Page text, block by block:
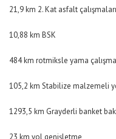
21,9 km 2. Kat asfalt çalışmaları
10,88 km BSK
484 km rotmiksle yama
105,2 km Stabilize malzemeli
1293,5 km Grayderli banket
23 km yol genişletme